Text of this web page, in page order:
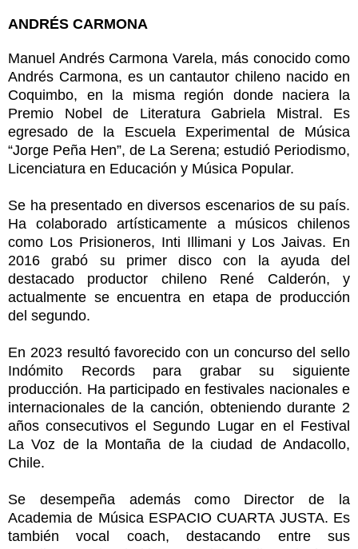
ANDRÉS CARMONA
Manuel Andrés Carmona Varela, más conocido como
Andrés Carmona, es un cantautor chileno nacido en
Coquimbo, en la misma región donde naciera la
Premio Nobel de Literatura Gabriela Mistral. Es
egresado de la Escuela Experimental de Música
“Jorge Peña Hen”, de La Serena; estudió Periodismo,
Licenciatura en Educación y Música Popular.
Se ha presentado en diversos escenarios de su país.
Ha colaborado artísticamente a músicos chilenos
como Los Prisioneros, Inti Illimani y Los Jaivas. En
2016 grabó su primer disco con la ayuda del
destacado productor chileno René Calderón, y
actualmente se encuentra en etapa de producción
del segundo.
En 2023 resultó favorecido con un concurso del sello
Indómito Records para grabar su siguiente
producción. Ha participado en festivales nacionales e
internacionales de la canción, obteniendo durante 2
años consecutivos el Segundo Lugar en el Festival
La Voz de la Montaña de la ciudad de Andacollo,
Chile.
Se desempeña además como Director de la
Academia de Música ESPACIO CUARTA JUSTA. Es
también vocal coach, destacando entre sus